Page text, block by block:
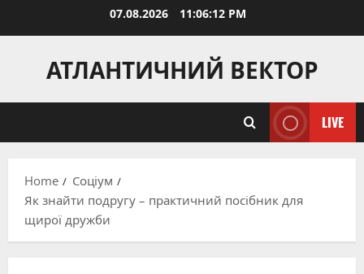
07.08.2026 11:06:13 PM
АТЛАНТИЧНИЙ ВЕКТОР
LIVE
Home
Соціум
Як знайти подругу – практичний посібник для
щирої дружби